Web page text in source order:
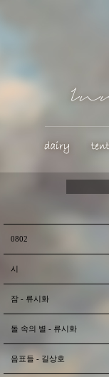
0802
시
잠 - 류시화
돌 속의 별 - 류시화
음표들 - 길상호